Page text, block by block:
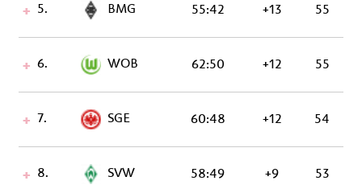
5. BMG 55:42 +13 55
6. WOB 62:50 +12 55
7. SGE 60:48 +12 54
8. SVW 58:49 +9 53